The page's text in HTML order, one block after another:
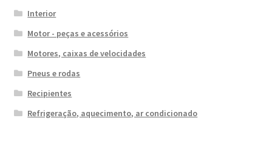
Interior
Motor - peças e acessórios
Motores, caixas de velocidades
Pneus e rodas
Recipientes
Refrigeração, aquecimento, ar condicionado